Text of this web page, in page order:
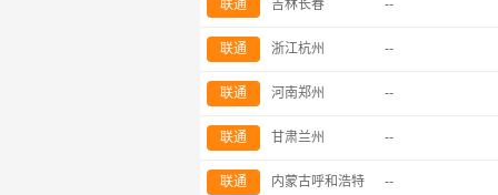
联通 吉林长春 --
联通 浙江杭州 --
联通 河南郑州 --
联通 甘肃兰州 --
联通 内蒙古呼和浩特 --